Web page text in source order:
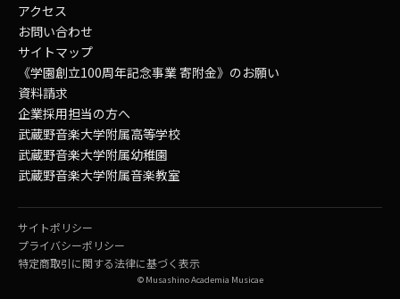
アクセス
お問い合わせ
サイトマップ
《学園創立100周年記念事業 寄附金》のお願い
資料請求
企業採用担当の方へ
武蔵野音楽大学附属高等学校
武蔵野音楽大学附属幼稚園
武蔵野音楽大学附属音楽教室
© Musashino Academia Musicae
サイトポリシー
プライバシーポリシー
特定商取引に関する法律に基づく表示